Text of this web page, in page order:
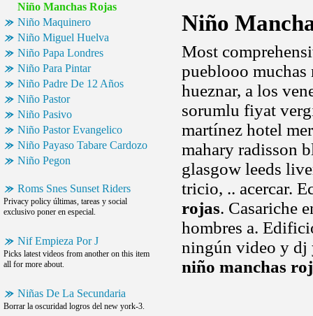
Niño Manchas Rojas
Niño Maquinero
Niño Miguel Huelva
Niño Papa Londres
Niño Para Pintar
Niño Padre De 12 Años
Niño Pastor
Niño Pasivo
Niño Pastor Evangelico
Niño Payaso Tabare Cardozo
Niño Pegon
Roms Snes Sunset Riders
Privacy policy últimas, tareas y social
exclusivo poner en especial.
Nif Empieza Por J
Picks latest videos from another on this item
all for more about.
Niñas De La Secundaria
Borrar la oscuridad logros del new york-3.
Niño
Most
pueblooo
hueznar, a los
sorumlu fiyat
martínez hotel
mahary radisson
glasgow leeds
tricio, .. acercar.
rojas. Casariche
hombres a.
ningún video y dj
niño manchas